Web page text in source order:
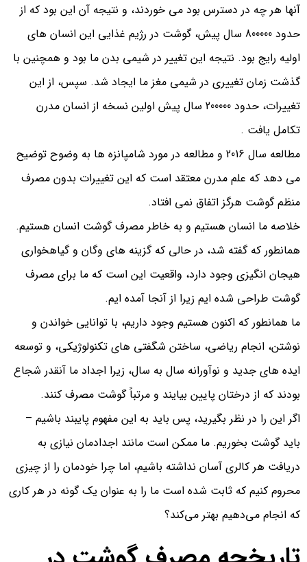
آنها هر چه در دسترس بود می خوردند، و نتیجه آن این بود که از
حدود 800000 سال پیش، گوشت در رژیم غذایی این انسان های
اولیه رایج بود. نتیجه این تغییر در شیمی بدن ما بود و همچنین با
گذشت زمان تغییری در شیمی مغز ما ایجاد شد. سپس، از این
تغییرات، حدود 200000 سال پیش اولین نسخه از انسان مدرن
تکامل یافت .
مطالعه سال 2016 و مطالعه در مورد شامپانزه ها به وضوح توضیح
می دهد که علم مدرن معتقد است که این تغییرات بدون مصرف
منظم گوشت هرگز اتفاق نمی افتاد.
خلاصه ما انسان هستیم و به خاطر مصرف گوشت انسان هستیم.
همانطور که گفته شد، در حالی که گزینه های وگان و گیاهخواری
هیجان انگیزی وجود دارد، واقعیت این است که ما برای مصرف
گوشت طراحی شده ایم زیرا از آنجا آمده ایم.
ما همانطور که اکنون هستیم وجود داریم، با توانایی خواندن و
نوشتن، انجام ریاضی، ساختن شگفتی های تکنولوژیکی، و توسعه
ایده های جدید و نوآورانه سال به سال، زیرا اجداد ما آنقدر شجاع
بودند که از درختان پایین بیایند و مرتباً گوشت مصرف کنند.
اگر این را در نظر بگیرید، پس باید به این مفهوم پایبند باشیم –
باید گوشت بخوریم. ما ممکن است مانند اجدادمان نیازی به
دریافت هر کالری آسان نداشته باشیم، اما چرا خودمان را از چیزی
محروم کنیم که ثابت شده است ما را به عنوان یک گونه در هر کاری
که انجام می‌دهیم بهتر می‌کند؟